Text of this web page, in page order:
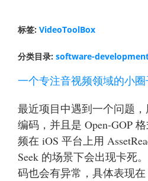
标签: VideoToolBox
分类目录: software-
一个专注音视频领域的小圈
最近项目中遇到一个问题
编码，并且是 Open-GOP
频在 iOS 平台上用
Seek 的场景下会出现卡死
码也会有异常，具体表现